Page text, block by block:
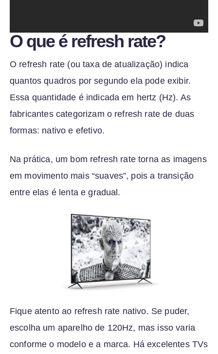
O que é refresh rate?
O refresh rate (ou taxa de atualização) indica
quantos quadros por segundo ela pode exibir.
Essa quantidade é indicada em hertz (Hz). As
fabricantes categorizam o refresh rate de duas
formas: nativo e efetivo.
Na prática, um bom refresh rate torna as imagens
em movimento mais “suaves”, pois a transição
entre elas é lenta e gradual.
Fique atento ao refresh rate nativo. Se puder,
escolha um aparelho de 120Hz, mas isso varia
conforme o modelo e a marca. Há excelentes TVs